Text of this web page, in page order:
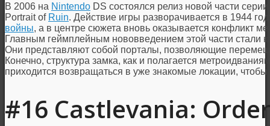
В 2006 на Nintendo DS состоялся релиз новой части
Portrait of Ruin. Действие игры разворачивается в 1944
войны, а в центре сюжета вновь оказывается конфликт
Главным геймплейным нововведением этой части стали
Они представляют собой порталы, позволяющие
Конечно, структура замка, как и полагается
приходится возвращаться в уже знакомые локации,
#16 Castlevania: